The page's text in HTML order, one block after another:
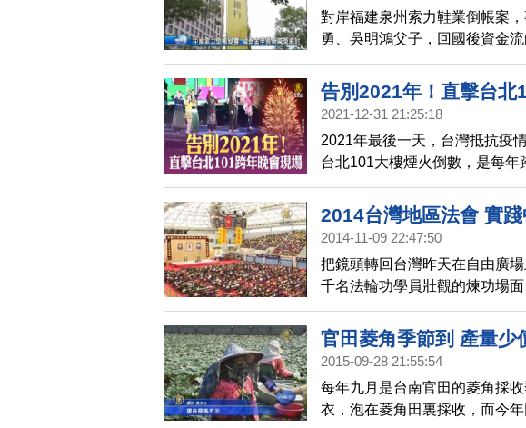
「滿腔憤恨」，並試圖左右捷克
對岸福建泉州索力鞋業倒帳案
勇、吳明鴻父子，回國後資金
已經借親戚使用復工，但跟台
落；國泰金控總經理李長庚也不
告別2021年！直擊台北
2021-12-31 21:25:18
2021年最後一天，台灣抵抗疫
台北101大樓煙火倒數，是每
國際衛星訊號向全球轉播。今
等候，晚會從七點開始，帶您直
2014台灣地區法會 實
2014-11-09 22:47:50
把鏡頭轉回台灣昨天在自由廣
千名法輪功學員壯觀的煉功場
一年一度的法輪大法修煉心得
外的法輪功學員參與，現場共
官田菱角季節到 產量少
2015-09-28 21:55:54
每年九月是台南官田的菱角採
衣，泡在菱角田裏採收，而今